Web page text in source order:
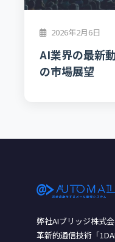
2026年2月6日
AI業界の最新
の市場展望
弊社AIブリッジ株式
革新的通信技術「